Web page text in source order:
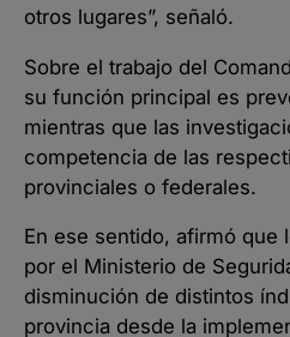
otros lugares”, señaló.
Sobre el trabajo del
su función principal es
mientras que las
competencia de las
provinciales o federales.
En ese sentido, afirmó que
por el Ministerio de
disminución de distintos
provincia desde la